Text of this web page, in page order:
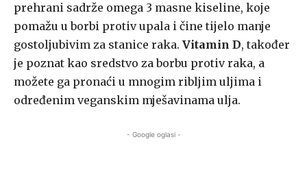
prehrani sadrže omega 3 masne kiseline, koje
pomažu u borbi protiv upala i čine tijelo manje
gostoljubivim za stanice raka. Vitamin D, također
je poznat kao sredstvo za borbu protiv raka, a
možete ga pronaći u mnogim ribljim uljima i
određenim veganskim mješavinama ulja.
- Google oglasi -